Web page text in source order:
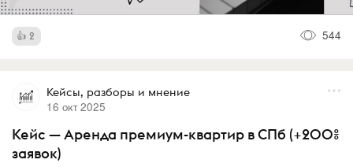
2 544
Кейсы, разборы и мнение
16 окт 2025
Кейс — Аренда премиум-квартир в СПб (+200%
заявок)